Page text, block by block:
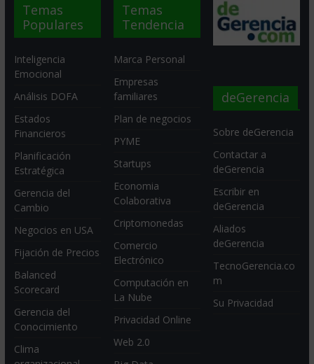
Temas
Populares
Inteligencia
Emocional
Análisis DOFA
Estados
Financieros
Planificación
Estratégica
Gerencia del
Cambio
Negocios en USA
Fijación de Precios
Balanced
Scorecard
Gerencia del
Conocimiento
Clima
Temas
Tendencia
Marca Personal
Empresas
familiares
Plan de negocios
PYME
Startups
Economia
Colaborativa
Criptomonedas
Comercio
Electrónico
Computación en
La Nube
Privacidad Online
Web 2.0
deGerencia
Sobre deGerencia
Contactar a
deGerencia
Escribir en
deGerencia
Aliados
deGerencia
TecnoGerencia.co
m
Su Privacidad